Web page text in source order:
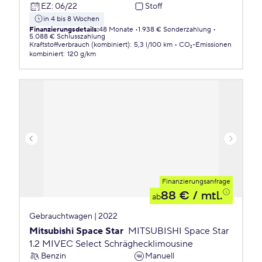
EZ: 06/22 Stoff
in 4 bis 8 Wochen
Finanzierungsdetails:48 Monate 1.938 € Sonderzahlung
5.088 € Schlusszahlung
Kraftstoffverbrauch (kombiniert): 5,3 l/100 km
CO₂-Emissionen
kombiniert: 120 g/km
Finanzierungsanfrage
ab88 € / mtl.
Gebrauchtwagen | 2022
Mitsubishi Space Star MITSUBISHI Space Star
1.2 MIVEC Select Schräghecklimousine
Benzin
Manuell